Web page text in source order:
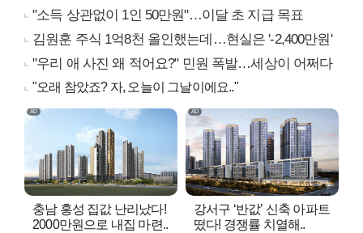
"소득 상관없이 1인 50만원"…이달 초 지급 목표
김원훈 주식 1억8천 올인했는데…현실은 '-2,400만원'
"우리 애 사진 왜 적어요?" 민원 폭발…세상이 어쩌다
"오래 참았죠? 자, 오늘이 그날이에요.."
충남 홍성 집값 난리났다!
2000만원으로 내집 마련..
강서구 ‘반값’ 신축 아파트
떴다! 경쟁률 치열해..